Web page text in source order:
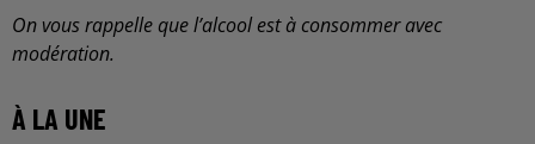
On vous rappelle que l’alcool est à consommer avec
modération.
À LA UNE